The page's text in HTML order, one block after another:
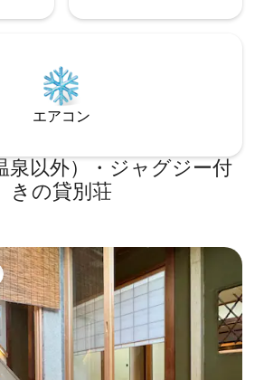
エアコン
泉以外）・ジャグジー付
きの貸別荘
スです。